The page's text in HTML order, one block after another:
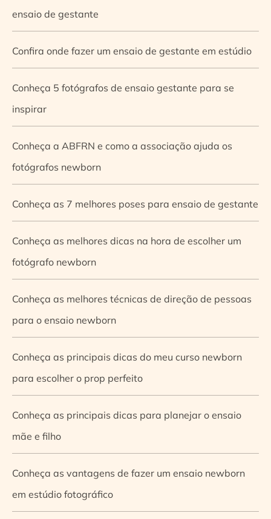
ensaio de gestante
Confira onde fazer um ensaio de gestante em estúdio
Conheça 5 fotógrafos de ensaio gestante para se
inspirar
Conheça a ABFRN e como a associação ajuda os
fotógrafos newborn
Conheça as 7 melhores poses para ensaio de gestante
Conheça as melhores dicas na hora de escolher um
fotógrafo newborn
Conheça as melhores técnicas de direção de pessoas
para o ensaio newborn
Conheça as principais dicas do meu curso newborn
para escolher o prop perfeito
Conheça as principais dicas para planejar o ensaio
mãe e filho
Conheça as vantagens de fazer um ensaio newborn
em estúdio fotográfico